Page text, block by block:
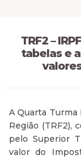
TRF2 –
tabelas e
A Quarta Turma
Região (TRF2),
pelo Superior
valor do